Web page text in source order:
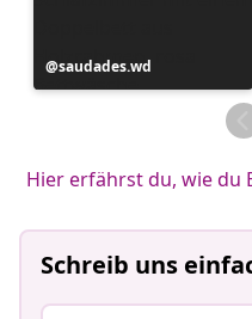
Beitrag
veröffentlicht
saudades.wd
Hier erfährst du, wie du
Schreib uns